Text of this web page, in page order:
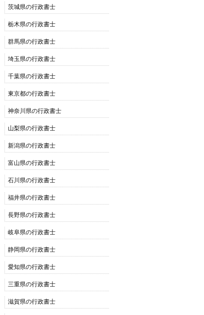
茨城県の行政書士
栃木県の行政書士
群馬県の行政書士
埼玉県の行政書士
千葉県の行政書士
東京都の行政書士
神奈川県の行政書士
山梨県の行政書士
新潟県の行政書士
富山県の行政書士
石川県の行政書士
福井県の行政書士
長野県の行政書士
岐阜県の行政書士
静岡県の行政書士
愛知県の行政書士
三重県の行政書士
滋賀県の行政書士